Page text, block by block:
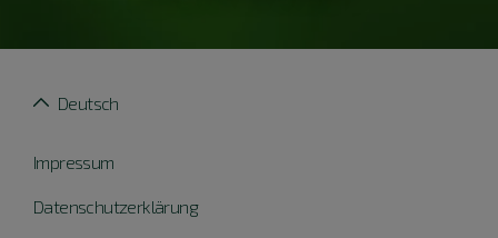
Impressum
Datenschutzerklärung
Deutsch